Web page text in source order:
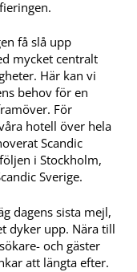
få slå upp
mycket centralt
Här kan vi
behov för en
För
hotell över hela
Scandic
i Stockholm,
Sverige.
dagens sista mejl,
dyker upp. Nära till
och gäster
att längta efter.